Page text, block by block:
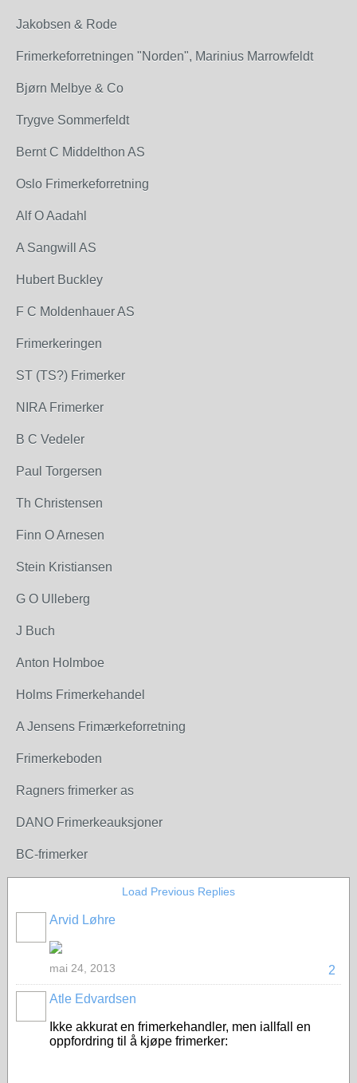
Jakobsen & Rode
Frimerkeforretningen "Norden", Marinius Marrowfeldt
Bjørn Melbye & Co
Trygve Sommerfeldt
Bernt C Middelthon AS
Oslo Frimerkeforretning
Alf O Aadahl
A Sangwill AS
Hubert Buckley
F C Moldenhauer AS
Frimerkeringen
ST (TS?) Frimerker
NIRA Frimerker
B C Vedeler
Paul Torgersen
Th Christensen
Finn O Arnesen
Stein Kristiansen
G O Ulleberg
J Buch
Anton Holmboe
Holms Frimerkehandel
A Jensens Frimærkeforretning
Frimerkeboden
Ragners frimerker as
DANO Frimerkeauksjoner
BC-frimerker
Load Previous Replies
Arvid Løhre
2
mai 24, 2013
Atle Edvardsen
Ikke akkurat en frimerkehandler, men iallfall en
oppfordring til å kjøpe frimerker: